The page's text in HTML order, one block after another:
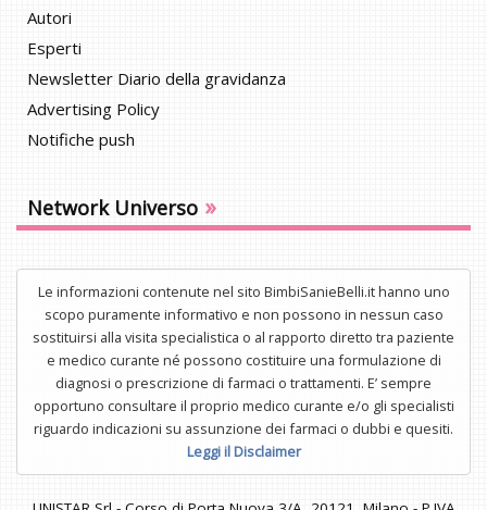
Autori
Esperti
Newsletter Diario della gravidanza
Advertising Policy
Notifiche push
Network Universo »
Le informazioni contenute nel sito BimbiSanieBelli.it hanno uno
scopo puramente informativo e non possono in nessun caso
sostituirsi alla visita specialistica o al rapporto diretto tra paziente
e medico curante né possono costituire una formulazione di
diagnosi o prescrizione di farmaci o trattamenti. E’ sempre
opportuno consultare il proprio medico curante e/o gli specialisti
riguardo indicazioni su assunzione dei farmaci o dubbi e quesiti.
Leggi il Disclaimer